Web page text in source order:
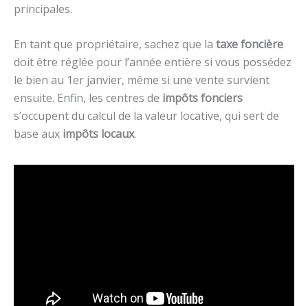
principales.
En tant que propriétaire, sachez que la taxe foncière
doit être réglée pour l’année entière si vous possédez
le bien au 1er janvier, même si une vente survient
ensuite. Enfin, les centres de impôts fonciers
s’occupent du calcul de la valeur locative, qui sert de
base aux impôts locaux.